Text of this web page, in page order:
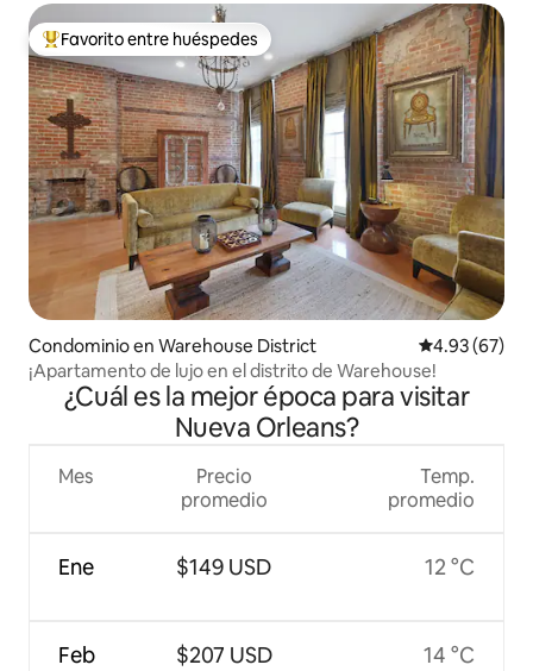
De los mejores en Favorito entre huéspedes
Favorito entre huéspedes
Condominio en Warehouse District Calificación
4.93 (67)
¡Apartamento de lujo en el distrito de Warehouse!
¿Cuál es la mejor época para visitar
Nueva Orleans?
Mes
Ene
Feb
Precio
promedio
$149 USD
$207 USD
Temp.
promedio
12 °C
14 °C